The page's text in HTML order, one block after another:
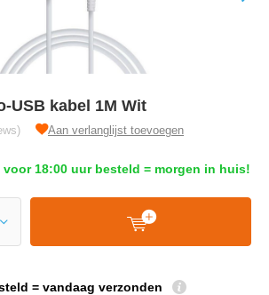
USB kabel 1M Wit
Aan verlanglijst toevoegen
voor 18:00 uur besteld = morgen in huis!
= vandaag verzonden